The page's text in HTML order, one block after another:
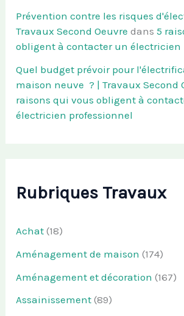
Prévention contre les risques
Travaux Second Oeuvre dans5
obligent à contacter un électricien
Quel budget prévoir pour
maison neuve ? | Travaux Second
raisons qui vous obligent à
électricien professionnel
Rubriques Travaux
Achat (18)
Aménagement de maison (174)
Aménagement et décoration (167)
Assainissement (89)